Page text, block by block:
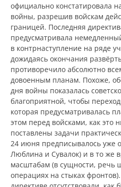
официально констатировала
войны, разрешив войскам
границей. Последняя
предусматривала
в контрнаступление на ряде
дожидаясь окончания
противоречило абсолютно
довоенным планам. Похоже,
дня войны показалась
благоприятной, чтобы
которая предусматривалась
этом перед войсками, как это
поставлены задачи
24 июня предписывалось уже
Люблина и Сувалок) и в то же
масштабам (в сущности, речь
операциях на стыках